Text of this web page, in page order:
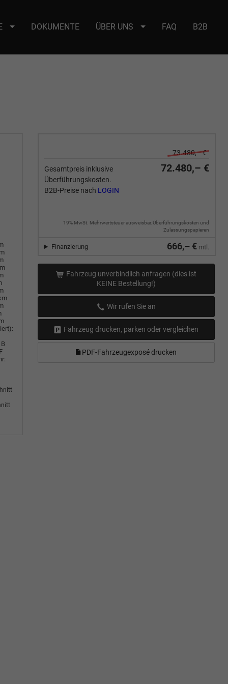
DOKUMENTE ÜBER UNS FAQ B2B
73.480,– €
Gesamtpreis inklusive
Überführungskosten.
B2B-Preise nach LOGIN
72.480,– €
19% MwSt. Mehrwertsteuer ausweisbar, Überführungskosten und
Zulassungspapieren
666,– € mtl.
Finanzierung
Fahrzeug unverbindlich anfragen (dies ist
KEINE Bestellung!)
Wir rufen Sie an
Fahrzeug drucken, parken oder vergleichen
PDF-Fahrzeugexposé drucken
B